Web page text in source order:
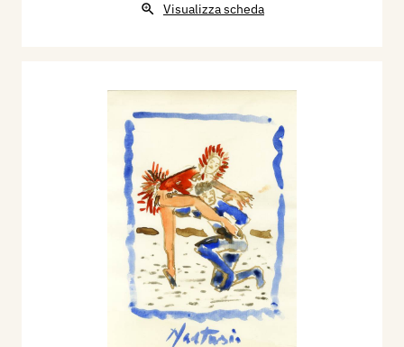
Visualizza scheda